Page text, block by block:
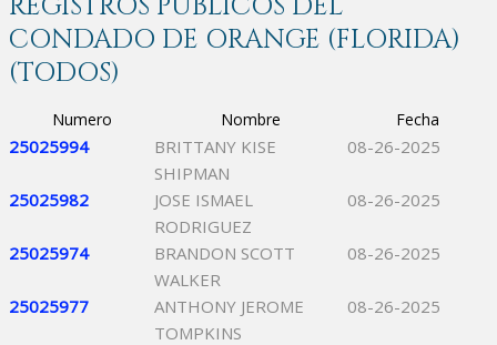
CONDADO DE ORANGE (FLORIDA)
(TODOS)
Numero Nombre Fecha
25025994
BRITTANY KISE
SHIPMAN
08-26-2025
25025982
JOSE ISMAEL
RODRIGUEZ
08-26-2025
25025974
BRANDON SCOTT
WALKER
08-26-2025
25025977
ANTHONY JEROME
TOMPKINS
08-26-2025